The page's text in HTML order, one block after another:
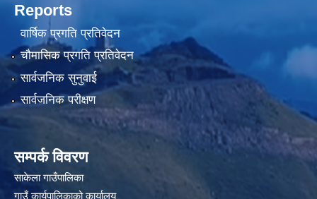
Reports
वार्षिक प्रगति प्रतिवेदन
चौमासिक प्रगति प्रतिवेदन
सार्वजनिक सुनुवाई
सार्वजनिक परीक्षण
सम्पर्क विवरण
साकेला गाउँपालिका
गाउँ कार्यपालिकाको कार्यालय